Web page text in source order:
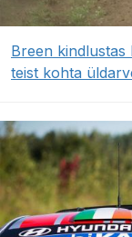
Breen kindlustas
teist kohta